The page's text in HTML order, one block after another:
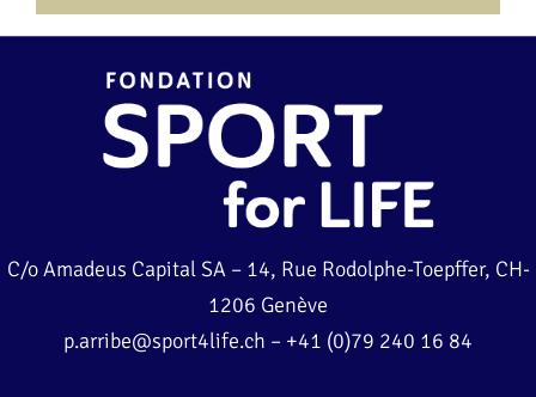
C/o Amadeus Capital SA – 14, Rue Rodolphe-Toepffer, CH-
1206 Genève
p.arribe@sport4life.ch – +41 (0)79 240 16 84